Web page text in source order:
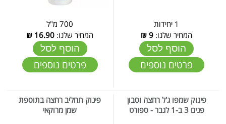
1 יחידות
המחיר שלנו: 9
₪
הוסף לסל
פרטים נוספים
700 מ"ל
המחיר שלנו: 16.90
₪
הוסף לסל
פרטים נוספים
פינוק שמפו ג'ל רחצה וסבון
פנים 3 ב-1 לגבר - ספורט
פינוק תחליב רחצה בתוספת
שמן מרוקאי